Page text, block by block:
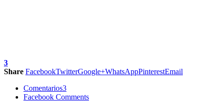
3
Share FacebookTwitterGoogle+WhatsAppPinterestEmail
Comentarios3
Facebook Comments